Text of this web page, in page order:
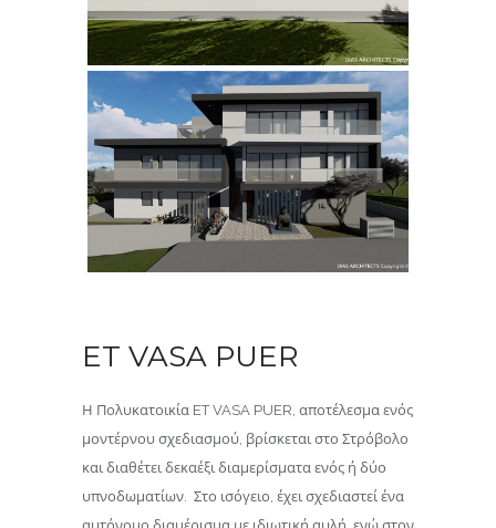
ET VASA PUER
Η Πολυκατοικία ET VASA PUER, αποτέλεσμα ενός
μοντέρνου σχεδιασμού, βρίσκεται στο Στρόβολο
και διαθέτει δεκαέξι διαμερίσματα ενός ή δύο
υπνοδωματίων. Στο ισόγειο, έχει σχεδιαστεί ένα